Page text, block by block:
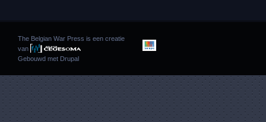
The Belgian War Press is een creatie
van
Gebouwd met Drupal